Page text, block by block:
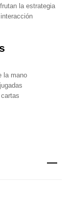
la estrategia
la mano